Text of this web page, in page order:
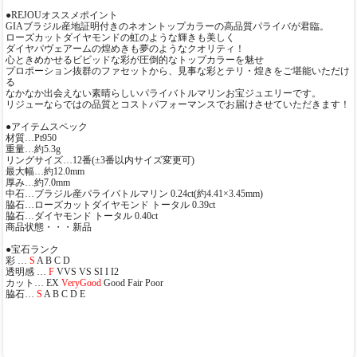
●REJOUオススメポイント
GIAブラジル産地証明付きのネオントップカラーの高品質パライバが君臨。
ローズカットダイヤモンドの虹のような輝きも美しく
ダイヤパヴェアームの煌めきも夢のようなクオリティ！
心ときめかせるビビッドな彩が圧倒的なトップカラーを魅せ
プロポーション抜群のファセットから、見事な彩とテリ・煌きをご堪能いただけ
る
なかなか出会えない素晴らしいパライバトルマリンお宝ジュエリーです。
リジューならではの品質とコストパフォーマンスでお届けさせていただきます！
●アイテムスペック
材質…Pt950
重量…約5.3g
リングサイズ…12番(±3番以内サイズ変更可)
最大幅…約12.0mm
厚み…約7.0mm
中石…ブラジル産パライバトルマリン 0.24ct(約4.41×3.45mm)
脇石…ローズカットダイヤモンド トータル 0.39ct
脇石…ダイヤモンド トータル 0.40ct
商品状態・・・新品
●宝石ランク
彩 … S A B C D
透明感 … F VVS VS SI I I2
カット… EX VeryGood Good Fair Poor
脇石… S A B C D E